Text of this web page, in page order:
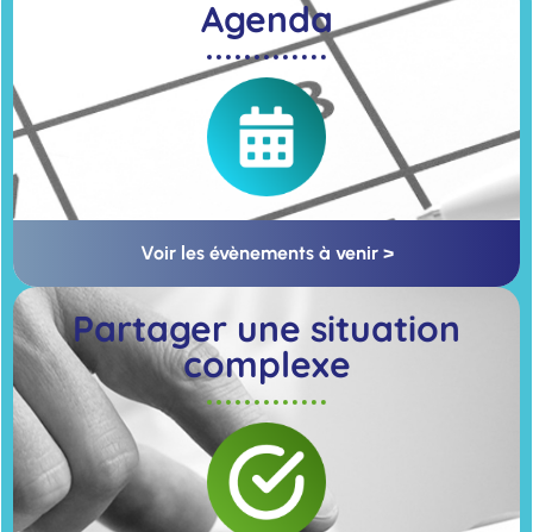
Agenda
Voir les évènements à venir >
Partager une situation
complexe